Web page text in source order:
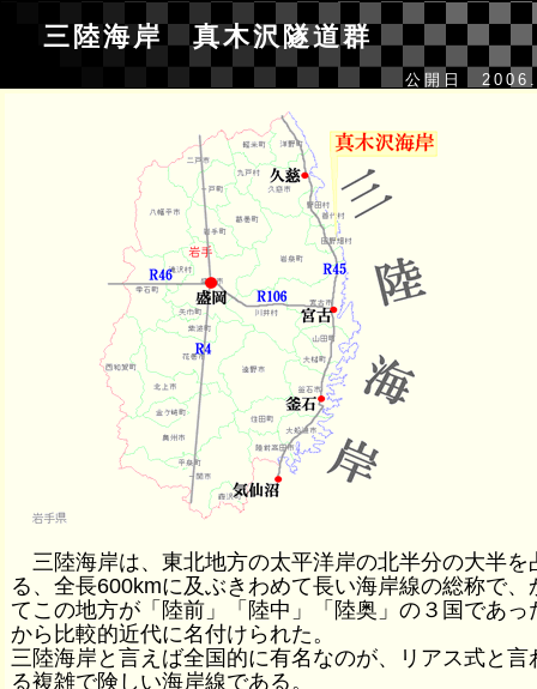
三陸海岸 真木沢隧道群
公開日
三陸海岸は、東北地方の太平洋岸の北半分の大半を
る、全長600kmに及ぶきわめて長い海岸線の総称で、
てこの地方が「陸前」「陸中」「陸奥」の３国であっ
から比較的近代に名付けられた。
三陸海岸と言えば全国的に有名なのが、リアス式と言
る複雑で険しい海岸線である。